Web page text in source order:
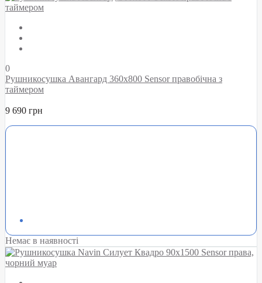
0
Рушникосушка Авангард 360х800 Sensor правобічна з
таймером
9 690 грн
Немає в наявності